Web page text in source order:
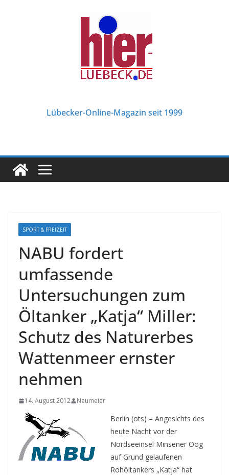
Lübecker-Online-Magazin seit 1999
SPORT & FREIZEIT
NABU fordert
umfassende
Untersuchungen zum
Öltanker „Katja“ Miller:
Schutz des Naturerbes
Wattenmeer ernster
nehmen
14. August 2012 Neumeier
Berlin (ots) – Angesichts des
heute Nacht vor der
Nordseeinsel Minsener Oog
auf Grund gelaufenen
Rohöltankers „Katja“ hat